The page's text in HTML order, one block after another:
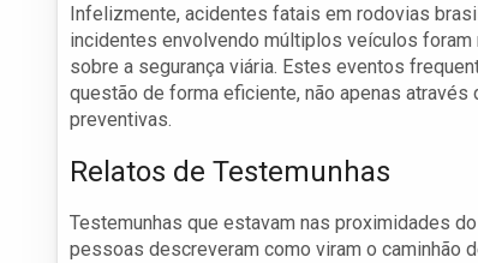
Infelizmente, acidentes fatais em rodovias
incidentes envolvendo múltiplos veículos
sobre a segurança viária. Estes eventos
questão de forma eficiente, não apenas
preventivas.
Relatos de Testemunhas
Testemunhas que estavam nas proximidades
pessoas descreveram como viram o caminhão